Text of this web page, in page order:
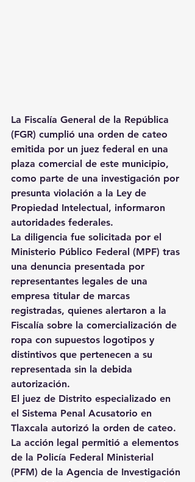
La Fiscalía General de la República
(FGR) cumplió una orden de cateo
emitida por un juez federal en una
plaza comercial de este municipio,
como parte de una investigación por
presunta violación a la Ley de
Propiedad Intelectual, informaron
autoridades federales.
La diligencia fue solicitada por el
Ministerio Público Federal (MPF) tras
una denuncia presentada por
representantes legales de una
empresa titular de marcas
registradas, quienes alertaron a la
Fiscalía sobre la comercialización de
ropa con supuestos logotipos y
distintivos que pertenecen a su
representada sin la debida
autorización.
El juez de Distrito especializado en
el Sistema Penal Acusatorio en
Tlaxcala autorizó la orden de cateo.
La acción legal permitió a elementos
de la Policía Federal Ministerial
(PFM) de la Agencia de Investigación